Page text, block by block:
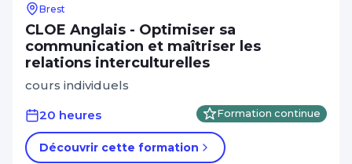
Brest
CLOE Anglais - Optimiser sa
communication et maîtriser les
relations interculturelles
cours individuels
20 heures
Formation continue
Découvrir cette formation